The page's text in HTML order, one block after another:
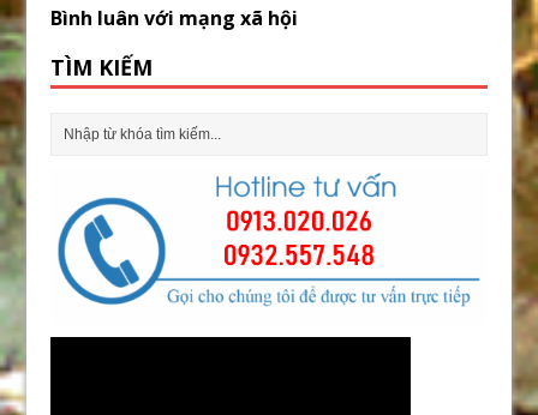
Bình luân với mạng xã hội
TÌM KIẾM